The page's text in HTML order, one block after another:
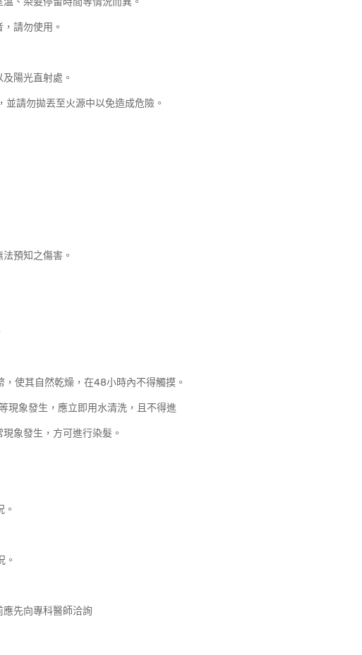
請勿使用。
陽光直射處。
請勿拋丟至火源中以免造成危險。
預知之傷害。
使其自然乾燥，在48小時內不得觸摸。
象發生，應立即用水清洗，且不得進
象發生，方可進行染髮。
。
先向專科醫師洽詢